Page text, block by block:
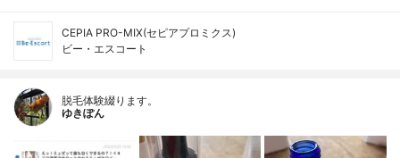
CEPIA PRO-MIX(セピアプロミクス)
ビー・エスコート
脱毛体験綴ります。
ゆきぽん